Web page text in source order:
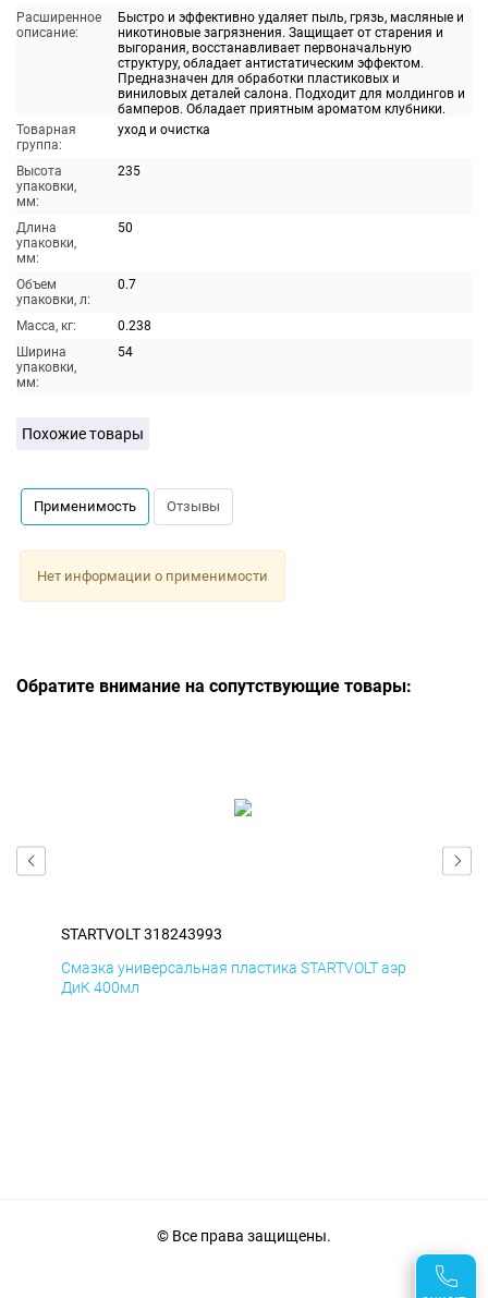
Расширенное
описание:
Быстро и эффективно удаляет пыль, грязь, масляные и
никотиновые загрязнения. Защищает от старения и
выгорания, восстанавливает первоначальную
структуру, обладает антистатическим эффектом.
Предназначен для обработки пластиковых и
виниловых деталей салона. Подходит для молдингов и
бамперов. Обладает приятным ароматом клубники.
Товарная
группа:
уход и очистка
Высота
упаковки,
мм:
235
Длина
упаковки,
мм:
50
Объем
упаковки, л:
0.7
Масса, кг:
0.238
Ширина
упаковки,
мм:
54
Похожие товары
Применимость Отзывы
Нет информации о применимости
Обратите внимание на сопутствующие товары:
STARTVOLT 318243993
Смазка универсальная пластика STARTVOLT аэр
ДиК 400мл
© Все права защищены.